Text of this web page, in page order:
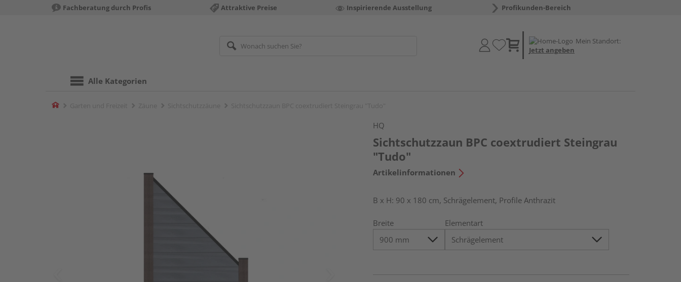
Fachberatung durch Profis Attraktive Preise Inspirierende Ausstellung Profikunden-Bereich
Mein Standort:
Jetzt angeben
Alle Kategorien
Home
HQ
Sichtschutzzaun BPC coextrudiert Steingrau
"Tudo"
Artikelinformationen
B x H: 90 x 180 cm, Schrägelement, Profile Anthrazit
Breite Elementart